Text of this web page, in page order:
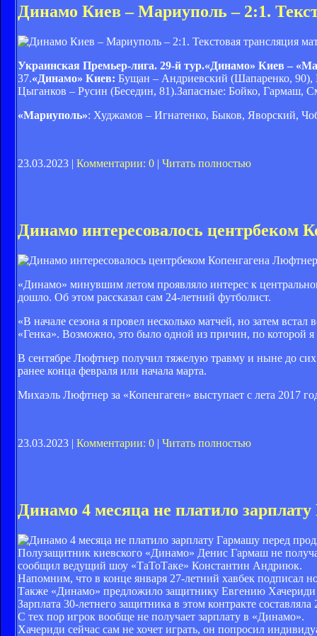
Динамо Киев – Мариуполь – 2:1.
Украинская Премьер-лига. 29-й тур.«Динамо» Киев –
37.«Динамо» Киев: Бущан – Андриевский (Шапаренко,
Цыганков – Русин (Беседин, 81).Запасные: Бойко, Гармаш,
«Мариуполь»: Худжамов – Игнатенко, Быков, Яворский,
23.03.2023 | Комментарии: 0 | Читать полностью
Динамо интересовалось центрбеком
«Динамо» минувшим летом проявляло интерес к
дошло. Об этом рассказал сам 24-летний футболист.
«В начале сезона я провел несколько матчей, но затем
«Генка». Возможно, это было одной из причин, по которой
В сентябре Люфтнер получил тяжелую травму и ныне до сих
ранее конца февраля или начала марта.
Михаэль Люфтнер за «Копенгаген» выступает с лета 2017
23.03.2023 | Комментарии: 0 | Читать полностью
Динамо 4 месяца не платило
Полузащитник киевского «Динамо» Денис Гармаш не
сообщил ведущий шоу «ТаТоТаке» Константин Андриюк.
Напомним, что в конце января 27-летний хавбек подписал
Также «Динамо» предложило защитнику Евгению
Зарплата 30-летнего защитника в этом контракте
С тех пор игрок вообще не получает зарплату в «Динамо».
Хачериди сейчас сам не хочет играть, он попросил